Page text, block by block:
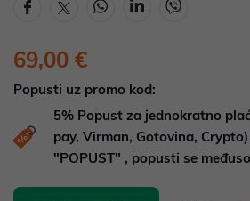
69,00 €
Popusti uz promo kod:
5% Popust za jednokratno
pay, Virman, Gotovina,
"POPUST" , popusti se